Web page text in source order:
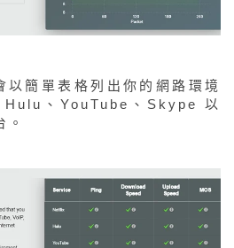
以簡單表格列出你的網路環境
Hulu、YouTube、Skype 以